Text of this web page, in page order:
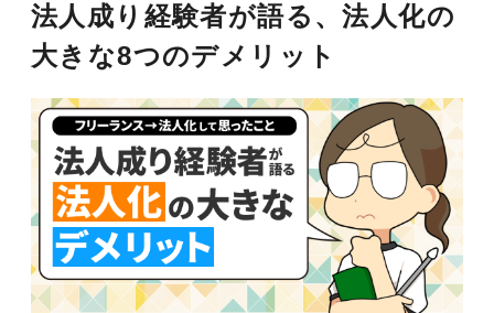
法人成り経験者が語る、法人化の
大きな8つのデメリット